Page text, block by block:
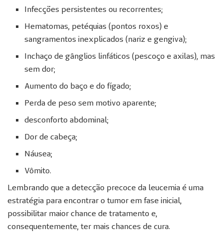
Infecções persistentes ou recorrentes;
Hematomas, petéquias (pontos roxos) e
sangramentos inexplicados (nariz e gengiva);
Inchaço de gânglios linfáticos (pescoço e axilas), mas
sem dor;
Aumento do baço e do fígado;
Perda de peso sem motivo aparente;
desconforto abdominal;
Dor de cabeça;
Náusea;
Vômito.
Lembrando que a detecção precoce da leucemia é uma
estratégia para encontrar o tumor em fase inicial,
possibilitar maior chance de tratamento e,
consequentemente, ter mais chances de cura.